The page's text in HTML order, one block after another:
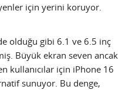
için yerini koruyor.
olduğu gibi 6.1 ve 6.5 inç
Büyük ekran seven ancak
kullanıcılar için iPhone 16
sunuyor. Bu denge,